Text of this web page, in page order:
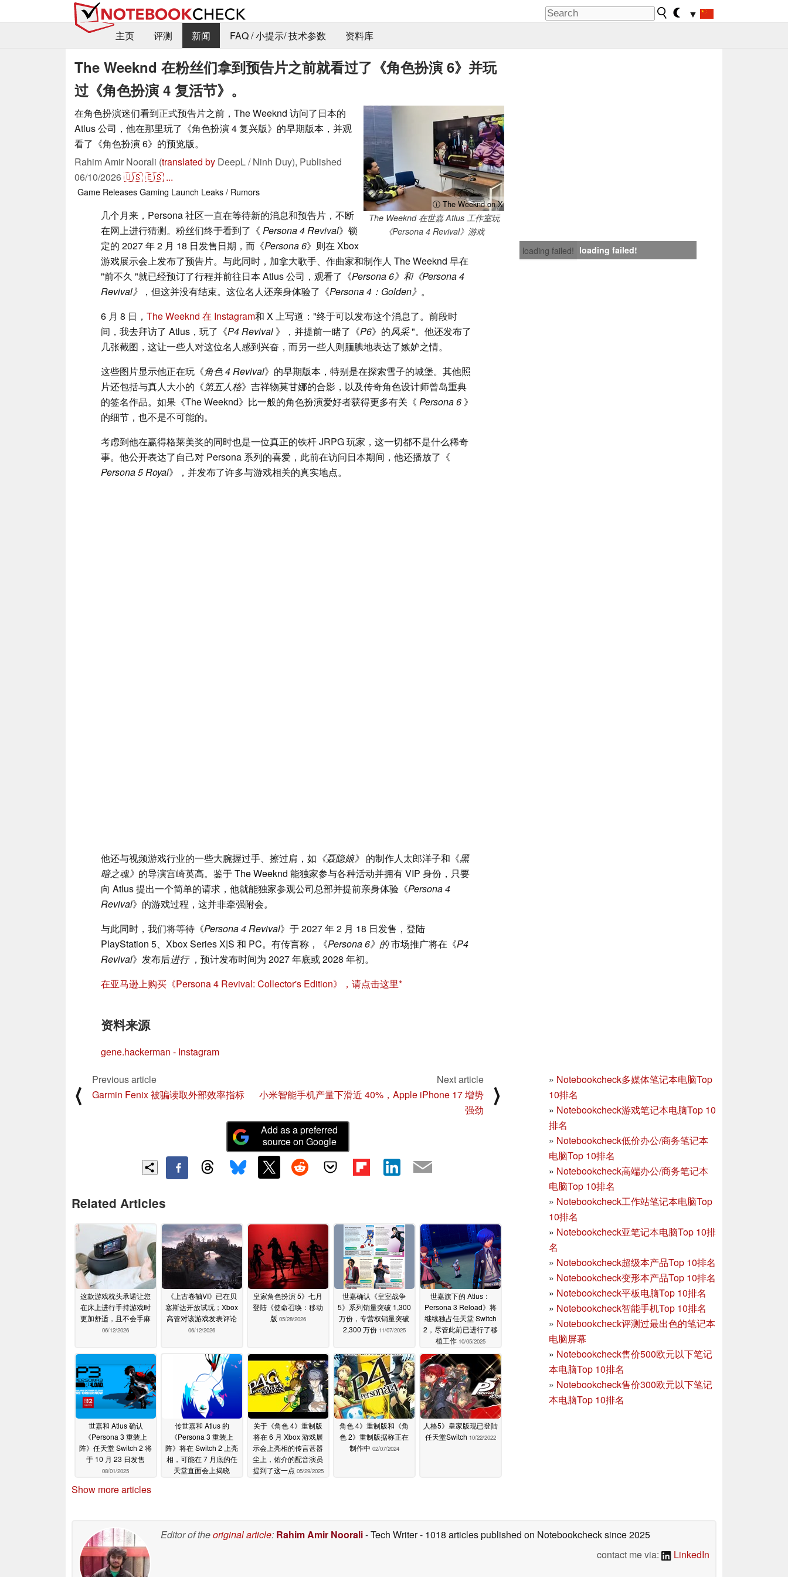
▼
主页
评测 新闻 FAQ / 小提示/ 技术参数 资料库
The Weeknd 在粉丝们拿到预告片之前就看过了《角色扮演 6》并玩
过《角色扮演 4 复活节》。
ⓘ The Weeknd on X
The Weeknd 在世嘉 Atlus 工作室玩
《Persona 4 Revival》游戏
在角色扮演迷们看到正式预告片之前，The Weeknd 访问了日本的
Atlus 公司，他在那里玩了《角色扮演 4 复兴版》的早期版本，并观
看了《角色扮演 6》的预览版。
Rahim Amir Noorali (translated by DeepL / Ninh Duy), Published
06/10/2026🇺🇸🇪🇸 ...
Game ReleasesGaming Launch Leaks / Rumors
loading failed! loading failed!
几个月来，Persona 社区一直在等待新的消息和预告片，不断
在网上进行猜测。粉丝们终于看到了《 Persona 4 Revival》锁
定的 2027 年 2 月 18 日发售日期，而《Persona 6》则在 Xbox
游戏展示会上发布了预告片。与此同时，加拿大歌手、作曲家和制作人 The Weeknd 早在
"前不久 "就已经预订了行程并前往日本 Atlus 公司，观看了《Persona 6》和《Persona 4
Revival》
，但这并没有结束。这位名人还亲身体验了《Persona 4：Golden》 。
6 月 8 日， The Weeknd 在 Instagram和 X 上写道："终于可以发布这个消息了。前段时
间，我去拜访了 Atlus，玩了《P4 Revival 》，并提前一睹了《P6》的风采"。他还发布了
几张截图，这让一些人对这位名人感到兴奋，而另一些人则腼腆地表达了嫉妒之情。
这些图片显示他正在玩《角色 4 Revival》的早期版本，特别是在探索雪子的城堡。其他照
片还包括与真人大小的《第五人格》吉祥物莫甘娜的合影，以及传奇角色设计师曾岛重典
的签名作品。如果《The Weeknd》比一般的角色扮演爱好者获得更多有关《 Persona 6 》
的细节，也不是不可能的。
考虑到他在赢得格莱美奖的同时也是一位真正的铁杆 JRPG 玩家，这一切都不是什么稀奇
事。他公开表达了自己对 Persona 系列的喜爱，此前在访问日本期间，他还播放了《
Persona 5 Royal》，并发布了许多与游戏相关的真实地点。
他还与视频游戏行业的一些大腕握过手、擦过肩，如 《聂隐娘》 的制作人太郎洋子和《黑
暗之魂》 的导演宫崎英高。鉴于 The Weeknd 能独家参与各种活动并拥有 VIP 身份，只要
向 Atlus 提出一个简单的请求，他就能独家参观公司总部并提前亲身体验《Persona 4
Revival》的游戏过程，这并非牵强附会。
与此同时，我们将等待《Persona 4 Revival》于 2027 年 2 月 18 日发售，登陆
PlayStation 5、Xbox Series X|S 和 PC。有传言称，《Persona6》的市场推广将在《P4
Revival》发布后进行 ，预计发布时间为 2027 年底或 2028 年初。
在亚马逊上购买《Persona 4 Revival: Collector's Edition》，请点击这里
资料来源
gene.hackerman - Instagram
» Notebookcheck多媒体笔记本电脑Top
10排名
» Notebookcheck游戏笔记本电脑Top 10
排名
» Notebookcheck低价办公/商务笔记本
电脑Top 10排名
» Notebookcheck高端办公/商务笔记本
电脑Top 10排名
» Notebookcheck工作站笔记本电脑Top
10排名
» Notebookcheck亚笔记本电脑Top 10排
名
» Notebookcheck超级本产品Top 10排名
» Notebookcheck变形本产品Top 10排名
» Notebookcheck平板电脑Top 10排名
» Notebookcheck智能手机Top 10排名
» Notebookcheck评测过最出色的笔记本
电脑屏幕
» Notebookcheck售价500欧元以下笔记
本电脑Top 10排名
» Notebookcheck售价300欧元以下笔记
本电脑Top 10排名
⟨
Previous article
Garmin Fenix 被骗读取外部效率指标
Next article
小米智能手机产量下滑近 40%，Apple iPhone 17 增势
强劲
⟩
Add as a preferred
source on Google
Related Articles
这款游戏枕头承诺让您
在床上进行手持游戏时
更加舒适，且不会手麻
06/12/2026
《上古卷轴VI》已在贝
塞斯达开放试玩；Xbox
高管对该游戏发表评论
06/12/2026
皇家角色扮演 5》七月
登陆《使命召唤：移动
版 05/28/2026
世嘉确认《皇室战争
5》系列销量突破 1,300
万份，专营权销量突破
2,300 万份 11/07/2025
世嘉旗下的 Atlus：
Persona 3 Reload》将
继续独占任天堂 Switch
2，尽管此前已进行了移
植工作 10/05/2025
世嘉和 Atlus 确认
《Persona 3 重装上
阵》任天堂 Switch 2 将
于 10 月 23 日发售
08/01/2025
传世嘉和 Atlus 的
《Persona 3 重装上
阵》将在 Switch 2 上亮
相，可能在 7 月底的任
天堂直面会上揭晓
关于《角色 4》重制版
将在 6 月 Xbox 游戏展
示会上亮相的传言甚嚣
尘上，佑介的配音演员
提到了这一点 05/29/2025
角色 4》重制版和《角
色 2》重制版据称正在
制作中 02/07/2024
人格5》皇家版现已登陆
任天堂Switch 10/22/2022
Show more articles
Editor of theoriginal article: Rahim Amir Noorali- Tech Writer- 1018 articles published on Notebookchecksince 2025
contact me via:
LinkedIn